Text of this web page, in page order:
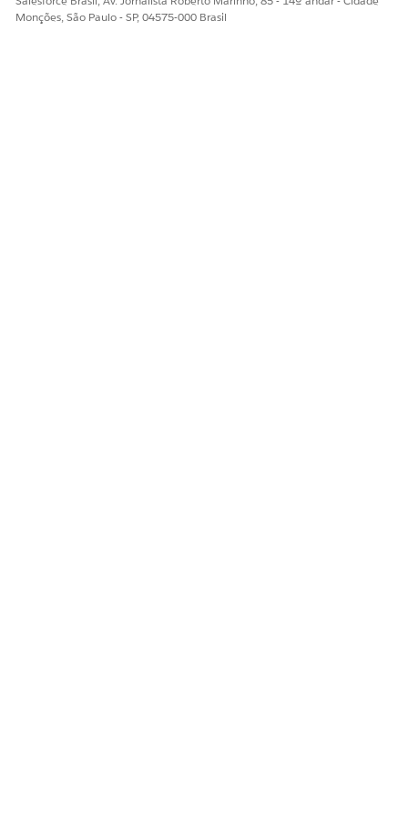
Monções, São Paulo - SP, 04575-000 Brasil